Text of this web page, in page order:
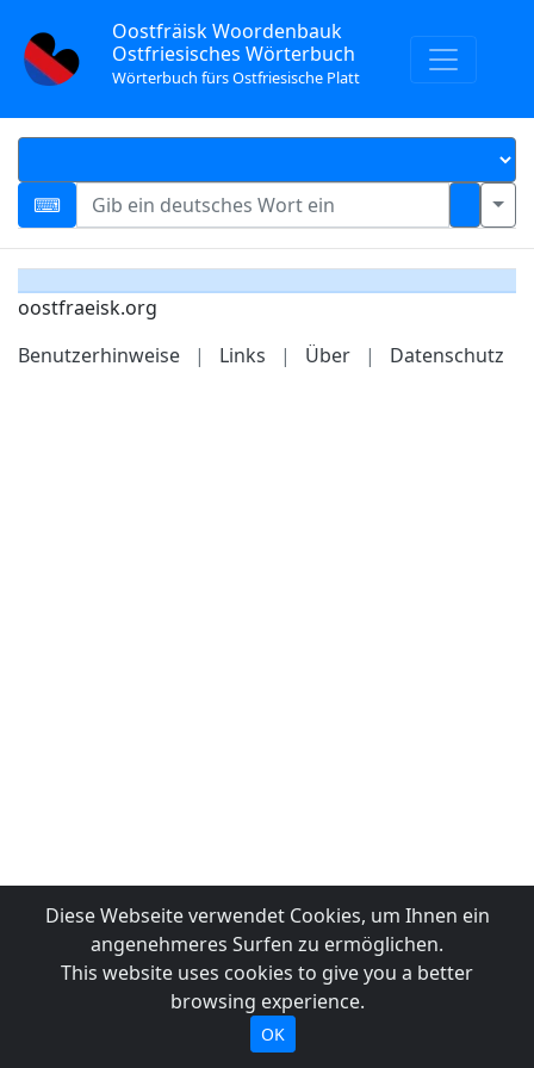
Oostfräisk Woordenbauk
Ostfriesisches Wörterbuch
Wörterbuch fürs Ostfriesische Platt
oostfraeisk.org
Benutzerhinweise
| Links | Über | Datenschutz
Diese Webseite verwendet Cookies, um Ihnen ein
angenehmeres Surfen zu ermöglichen.
This website uses cookies to give you a better
browsing experience.
OK